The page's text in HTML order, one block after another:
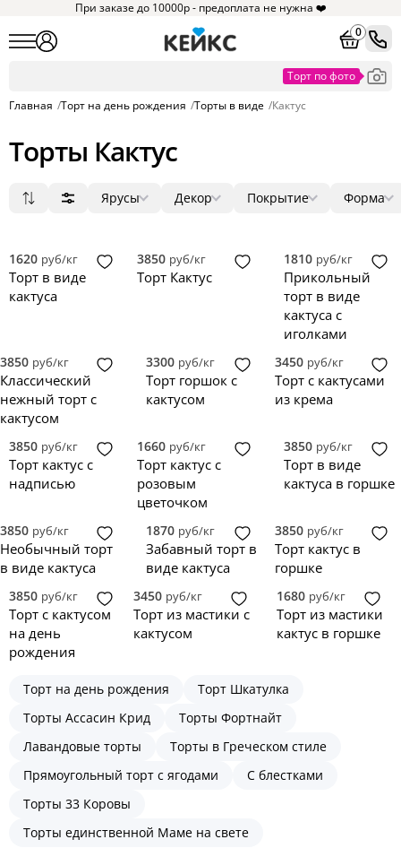
При заказе до 10000р - предоплата не нужна ❤️
0
Главная /Торт на день рождения /Торты в виде /Кактус
Торты Кактус
Сначала дорогие
Новинки
Ярусы
3
0
4
0
0
Декор
ягоды
0
фотопечать
0
Покрытие
голый торт
1
без мастики
0
0
0
Форма
квадрат
прямоугольник
1620 руб/кг
Торт в виде
кактуса
3850 руб/кг
Торт Кактус
1810 руб/кг
Прикольный
торт в виде
кактуса с
иголками
3850 руб/кг
Классический
нежный торт с
кактусом
3300 руб/кг
Торт горшок с
кактусом
3450 руб/кг
Торт с кактусами
из крема
3850 руб/кг
Торт кактус с
надписью
1660 руб/кг
Торт кактус с
розовым
цветочком
3850 руб/кг
Торт в виде
кактуса в горшке
3850 руб/кг
Необычный торт
в виде кактуса
1870 руб/кг
Забавный торт в
виде кактуса
3850 руб/кг
Торт кактус в
горшке
3850 руб/кг
Торт с кактусом
на день
рождения
3450 руб/кг
Торт из мастики с
кактусом
1680 руб/кг
Торт из мастики
кактус в горшке
Торт на день рождения
Торт Шкатулка
Торты Ассасин Крид
Торты Фортнайт
Лавандовые торты
Торты в Греческом стиле
Прямоугольный торт с ягодами
С блестками
Торты 33 Коровы
Торты единственной Маме на свете